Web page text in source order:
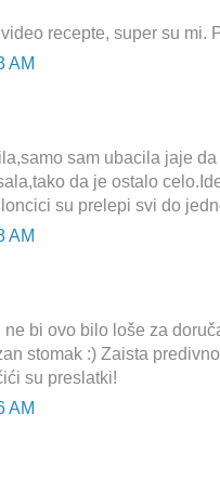
recepte, super su mi.
AM
sam ubacila jaje
da je ostalo
su prelepi svi do
AM
bi ovo bilo loše za
stomak :) Zaista
su preslatki!
AM